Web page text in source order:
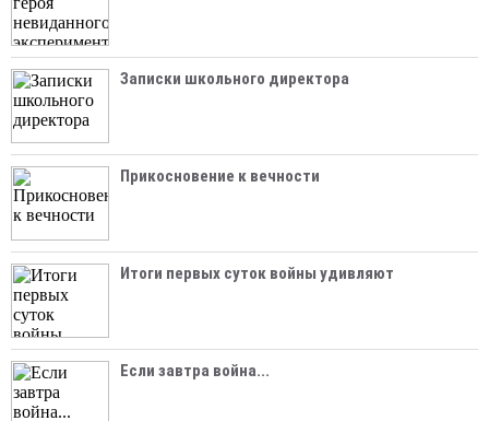
Записки школьного директора
Прикосновение к вечности
Итоги первых суток войны удивляют
Если завтра война...